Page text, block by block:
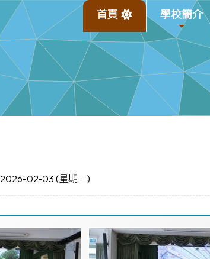
首頁 學校簡介
2026-02-03 (星期二)